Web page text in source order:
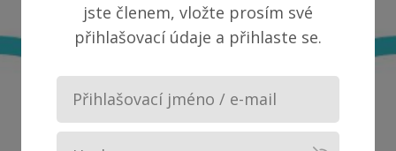
jste členem, vložte prosím své
přihlašovací údaje a přihlaste se.